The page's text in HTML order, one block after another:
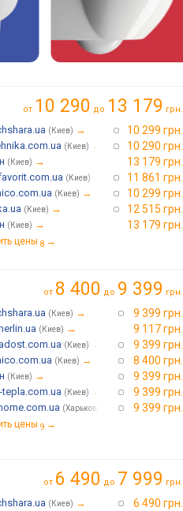
от 10 290 до 13 179 грн.
(Киев) → 10 299 грн.
(Киев) → 10 290 грн.
(Киев) → 13 179 грн.
(Киев) → 11 861 грн.
(Киев) → 10 299 грн.
(Киев) → 12 515 грн.
(Киев) → 13 179 грн.
цены 8 →
от 8 400 до 9 399 грн.
(Киев) → 9 399 грн.
(Киев) → 9 117 грн.
(Киев) → 9 399 грн.
(Киев) → 8 400 грн.
(Киев) → 9 399 грн.
tepla.com.ua (Киев) → 9 399 грн.
(Харьков) 9 399 грн.
цены 9 →
от 6 490 до 7 999 грн.
(Киев) → 6 490 грн.